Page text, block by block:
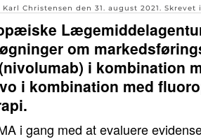
Christensen den 31. august 2021. Skrevet i
om
i kombination
i kombination med
i gang med at evaluere